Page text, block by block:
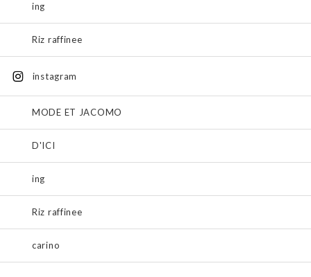
ing
Riz raffinee
instagram
MODE ET JACOMO
D'ICI
ing
Riz raffinee
carino